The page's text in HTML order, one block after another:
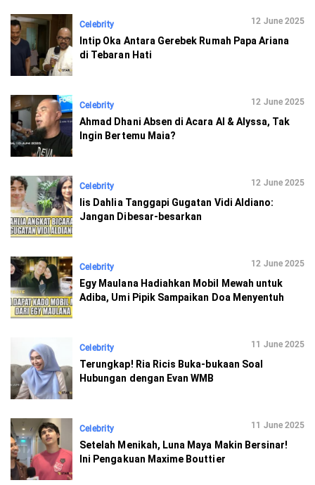
Celebrity 12 June 2025
Intip Oka Antara Gerebek Rumah Papa Ariana
di Tebaran Hati
Celebrity 12 June 2025
Ahmad Dhani Absen di Acara Al & Alyssa, Tak
Ingin Bertemu Maia?
Celebrity 12 June 2025
Iis Dahlia Tanggapi Gugatan Vidi Aldiano:
Jangan Dibesar-besarkan
Celebrity 12 June 2025
Egy Maulana Hadiahkan Mobil Mewah untuk
Adiba, Umi Pipik Sampaikan Doa Menyentuh
Celebrity 11 June 2025
Terungkap! Ria Ricis Buka-bukaan Soal
Hubungan dengan Evan WMB
Celebrity 11 June 2025
Setelah Menikah, Luna Maya Makin Bersinar!
Ini Pengakuan Maxime Bouttier